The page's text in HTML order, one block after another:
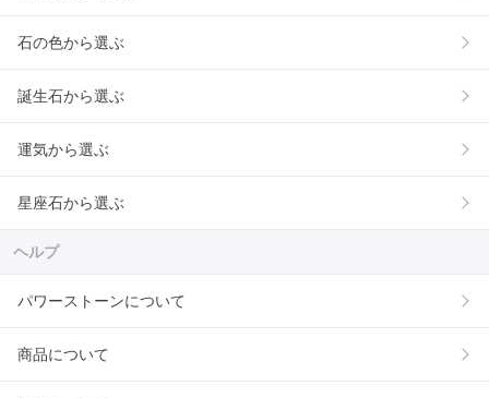
石の色から選ぶ
誕生石から選ぶ
運気から選ぶ
星座石から選ぶ
ヘルプ
パワーストーンについて
商品について